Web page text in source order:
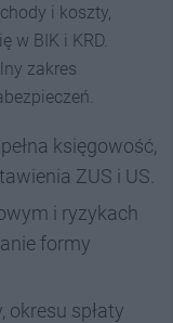
i koszty,
w BIK i KRD.
zakres
księgowość,
ZUS i US.
i ryzykach
formy
okresu spłaty